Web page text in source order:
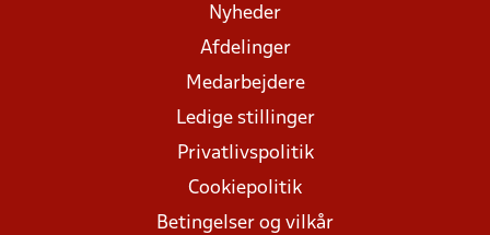
Nyheder
Afdelinger
Medarbejdere
Ledige stillinger
Privatlivspolitik
Cookiepolitik
Betingelser og vilkår